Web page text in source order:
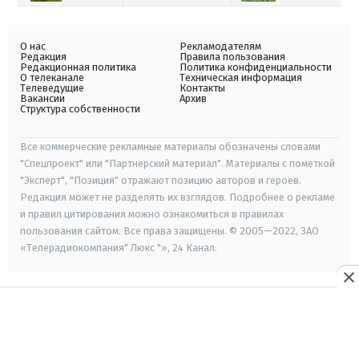
О нас
Редакция
Редакционная политика
О телеканале
Телеведущие
Вакансии
Структура собственности
Рекламодателям
Правила пользования
Политика конфиденциальности
Техническая информация
Контакты
Архив
Все коммерческие рекламные материалы обозначены словами
"Спецпроект" или "Партнерский материал". Материалы с пометкой
"Эксперт", "Позиция" отражают позицию авторов и героев.
Редакция может не разделять их взглядов. Подробнее о рекламе
и правил цитирования можно ознакомиться в правилах
пользования сайтом. Все права защищены. © 2005—2022, ЗАО
«Телерадиокомпания" Люкс "», 24 Канал.